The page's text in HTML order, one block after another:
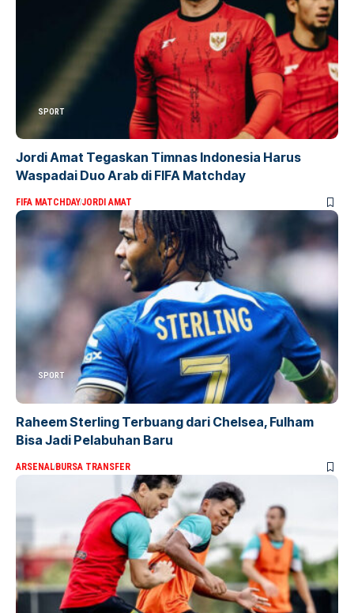
SPORT
Jordi Amat Tegaskan Timnas Indonesia Harus
Waspadai Duo Arab di FIFA Matchday
FIFA MATCHDAYJORDI AMAT
SPORT
Raheem Sterling Terbuang dari Chelsea, Fulham
Bisa Jadi Pelabuhan Baru
ARSENALBURSA TRANSFER